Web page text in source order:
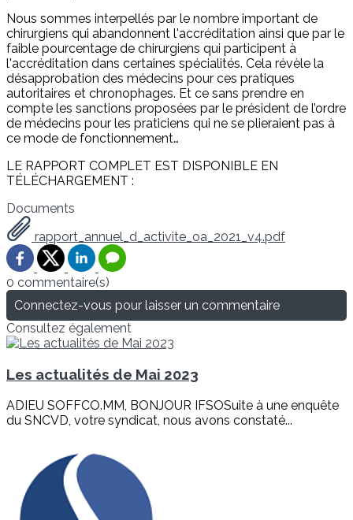
Nous sommes interpellés par le nombre important de
chirurgiens qui abandonnent l'accréditation ainsi que par le
faible pourcentage de chirurgiens qui participent à
l'accréditation dans certaines spécialités. Cela révèle la
désapprobation des médecins pour ces pratiques
autoritaires et chronophages. Et ce sans prendre en
compte les sanctions proposées par le président de l’ordre
de médecins pour les praticiens qui ne se plieraient pas à
ce mode de fonctionnement…
LE RAPPORT COMPLET EST DISPONIBLE EN
TÉLÉCHARGEMENT :
Documents
rapport_annuel_d_activite_oa_2021_v4.pdf
0 commentaire(s)
Connectez-vous pour laisser un commentaire
Consultez également
Les actualités de Mai 2023
ADIEU SOFFCO.MM, BONJOUR IFSOSuite à une enquête
du SNCVD, votre syndicat, nous avons constaté...